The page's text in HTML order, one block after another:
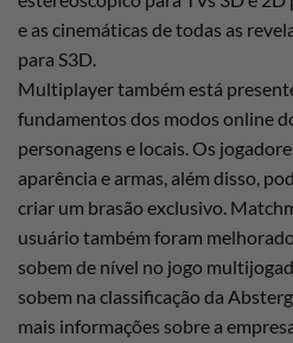
e as cinemáticas de todas as
para S3D.
Multiplayer também está
fundamentos dos modos online
personagens e locais. Os
aparência e armas, além disso,
criar um brasão exclusivo.
usuário também foram
sobem de nível no jogo
sobem na classificação da
mais informações sobre a